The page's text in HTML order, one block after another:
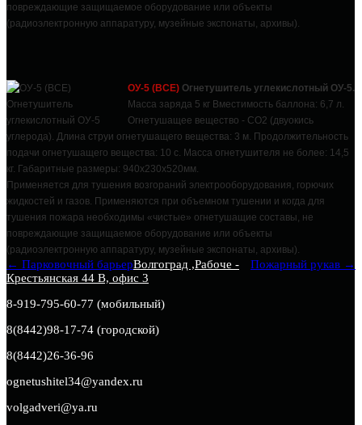
повреждающие защищаемое оборудование или объекты
(радиоэлектронную аппаратуру, музейные экспонаты, архивы).
ОУ-5 (ВСЕ) Огнетушитель углекислотный ОУ-5.
Масса заряда 5 кг Вместимость баллона: 6,7 л.
Огнетушащее вещество - СО2 (двуокись
углерода). Длина струи огнетушащего вещества: 3 м. Продолжительность
подачи огнетушащего вещества: 10 с. Масса огнетушителя не более: 14,5
кг. Габаритные размеры: 940х230х520мм.
Применяется для тушения возгораний электрооборудования, горючих
жидкостей и газов. Применяются при объемном тушении и когда для
тушения пожара необходимы «чистые» огнетушащие составы, не
повреждающие защищаемое оборудование или объекты
(радиоэлектронную аппаратуру, музейные экспонаты, архивы).
← Парковочный барьер Пожарный рукав →
Волгоград ,Рабоче -
Крестьянская 44 В, офис 3
8-919-795-60-77 (мобильный)
8(8442)98-17-74 (городской)
8(8442)26-36-96
ognetushitel34@yandex.ru
volgadveri@ya.ru